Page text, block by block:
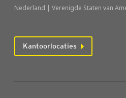
Nederland | Verenigde Staten van
Kantoorlocaties